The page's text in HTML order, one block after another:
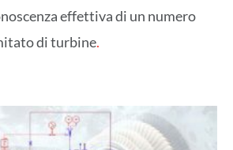
effettiva di un numero
di turbine.